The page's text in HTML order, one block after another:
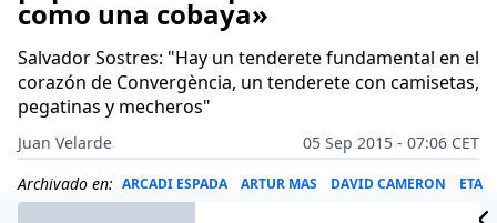
como una cobaya»
Salvador Sostres: "Hay un tenderete fundamental en el
corazón de Convergència, un tenderete con camisetas,
pegatinas y mecheros"
Juan Velarde
05 Sep 2015 - 07:06 CET
Archivado en: ARCADI ESPADA ARTUR MAS DAVID CAMERON ETA